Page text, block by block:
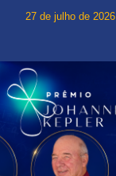
27 de julho de 2026